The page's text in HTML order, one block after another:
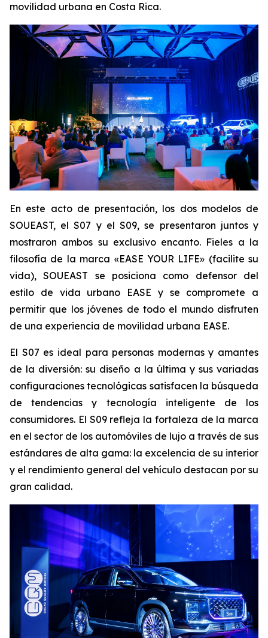
movilidad urbana en Costa Rica.
En este acto de presentación, los dos modelos de
SOUEAST, el S07 y el S09, se presentaron juntos y
mostraron ambos su exclusivo encanto. Fieles a la
filosofía de la marca «EASE YOUR LIFE» (facilite su
vida), SOUEAST se posiciona como defensor del
estilo de vida urbano EASE y se compromete a
permitir que los jóvenes de todo el mundo disfruten
de una experiencia de movilidad urbana EASE.
El S07 es ideal para personas modernas y amantes
de la diversión: su diseño a la última y sus variadas
configuraciones tecnológicas satisfacen la búsqueda
de tendencias y tecnología inteligente de los
consumidores. El S09 refleja la fortaleza de la marca
en el sector de los automóviles de lujo a través de sus
estándares de alta gama: la excelencia de su interior
y el rendimiento general del vehículo destacan por su
gran calidad.